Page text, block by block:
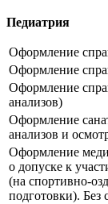
Педиатрия
Оформление
Оформление
Оформление
анализов)
Оформление
анализов и
Оформление
о допуске к
(на спортивно-
подготовки). Без